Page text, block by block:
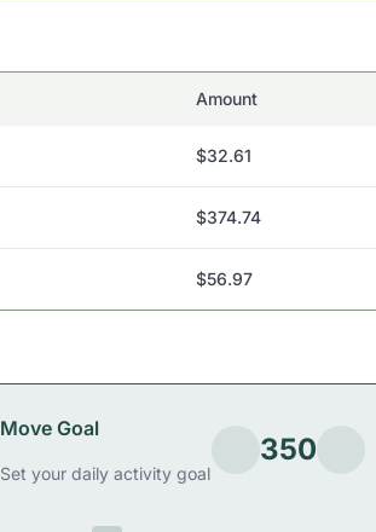
Amount
$32.61
$374.74
$56.97
Move Goal
Set your daily activity goal
350